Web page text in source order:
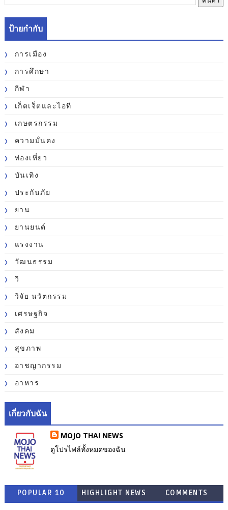
ป้ายกำกับ
การเมือง
การศึกษา
กีฬา
เก็ตเจ็ตและไอที
เกษตรกรรม
ความมั่นคง
ท่องเที่ยว
บันเทิง
ประกันภัย
ยาน
ยานยนต์
แรงงาน
วัฒนธรรม
วิ
วิจัย นวัตกรรม
เศรษฐกิจ
สังคม
สุขภาพ
อาชญากรรม
อาหาร
เกี่ยวกับฉัน
MOJO THAI NEWS
ดูโปรไฟล์ทั้งหมดของฉัน
POPULAR 10 HIGHLIGHT NEWS COMMENTS